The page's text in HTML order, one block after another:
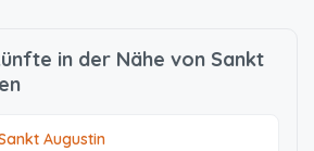
in der Nähe von Sankt
Augustin